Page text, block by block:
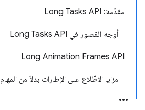
مقدّمة: Long Tasks API
أوجه القصور في Long Tasks API
Long Animation Frames API
مزايا الاطّلاع على الإطارات بدلاً من المهام